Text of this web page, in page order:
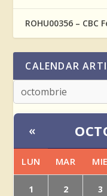
ROHU00356 – CBC
CALENDAR
«
LUN MAR MIE
1 2 3